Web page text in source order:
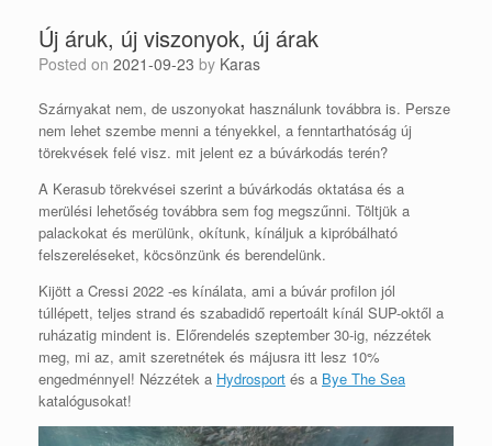
Új áruk, új viszonyok, új árak
Posted on 2021-09-23 by Karas
Szárnyakat nem, de uszonyokat használunk továbbra is. Persze
nem lehet szembe menni a tényekkel, a fenntarthatóság új
törekvések felé visz. mit jelent ez a búvárkodás terén?
A Kerasub törekvései szerint a búvárkodás oktatása és a
merülési lehetőség továbbra sem fog megszűnni. Töltjük a
palackokat és merülünk, okítunk, kínáljuk a kipróbálható
felszereléseket, köcsönzünk és berendelünk.
Kijött a Cressi 2022 -es kínálata, ami a búvár profilon jól
túllépett, teljes strand és szabadidő repertoált kínál SUP-oktől a
ruházatig mindent is. Előrendelés szeptember 30-ig, nézzétek
meg, mi az, amit szeretnétek és májusra itt lesz 10%
engedménnyel! Nézzétek a Hydrosport és a Bye The Sea
katalógusokat!